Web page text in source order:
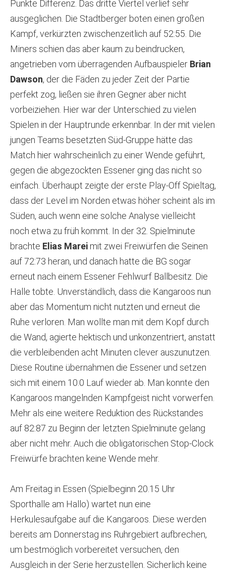
Punkte Differenz. Das dritte Viertel verlief sehr
ausgeglichen. Die Stadtberger boten einen großen
Kampf, verkürzten zwischenzeitlich auf 52:55. Die
Miners schien das aber kaum zu beindrucken,
angetrieben vom überragenden Aufbauspieler Brian
Dawson, der die Fäden zu jeder Zeit der Partie
perfekt zog, ließen sie ihren Gegner aber nicht
vorbeiziehen. Hier war der Unterschied zu vielen
Spielen in der Hauptrunde erkennbar. In der mit vielen
jungen Teams besetzten Süd-Gruppe hätte das
Match hier wahrscheinlich zu einer Wende geführt,
gegen die abgezockten Essener ging das nicht so
einfach. Überhaupt zeigte der erste Play-Off Spieltag,
dass der Level im Norden etwas höher scheint als im
Süden, auch wenn eine solche Analyse vielleicht
noch etwa zu früh kommt. In der 32. Spielminute
brachte Elias Marei mit zwei Freiwürfen die Seinen
auf 72:73 heran, und danach hatte die BG sogar
erneut nach einem Essener Fehlwurf Ballbesitz. Die
Halle tobte. Unverständlich, dass die Kangaroos nun
aber das Momentum nicht nutzten und erneut die
Ruhe verloren. Man wollte man mit dem Kopf durch
die Wand, agierte hektisch und unkonzentriert, anstatt
die verbleibenden acht Minuten clever auszunutzen.
Diese Routine übernahmen die Essener und setzen
sich mit einem 10:0 Lauf wieder ab. Man konnte den
Kangaroos mangelnden Kampfgeist nicht vorwerfen.
Mehr als eine weitere Reduktion des Rückstandes
auf 82:87 zu Beginn der letzten Spielminute gelang
aber nicht mehr. Auch die obligatorischen Stop-Clock
Freiwürfe brachten keine Wende mehr.
Am Freitag in Essen (Spielbeginn 20.15 Uhr
Sporthalle am Hallo) wartet nun eine
Herkulesaufgabe auf die Kangaroos. Diese werden
bereits am Donnerstag ins Ruhrgebiert aufbrechen,
um bestmöglich vorbereitet versuchen, den
Ausgleich in der Serie herzustellen. Sicherlich keine